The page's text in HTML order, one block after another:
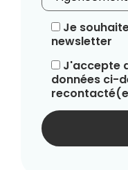
Je
newsletter
J'accepte
données ci-